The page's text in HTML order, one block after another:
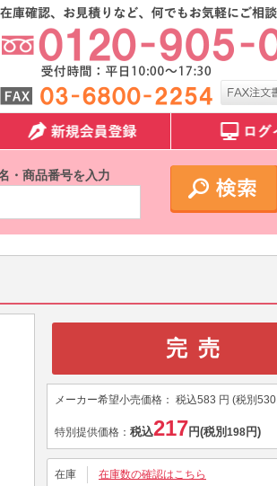
・商品番号を入力
完売
メーカー希望小売価格： 税込583 円 (税別 530
特別提供価格： 税込217円(税別 198円)
在庫 在庫数の確認はこちら